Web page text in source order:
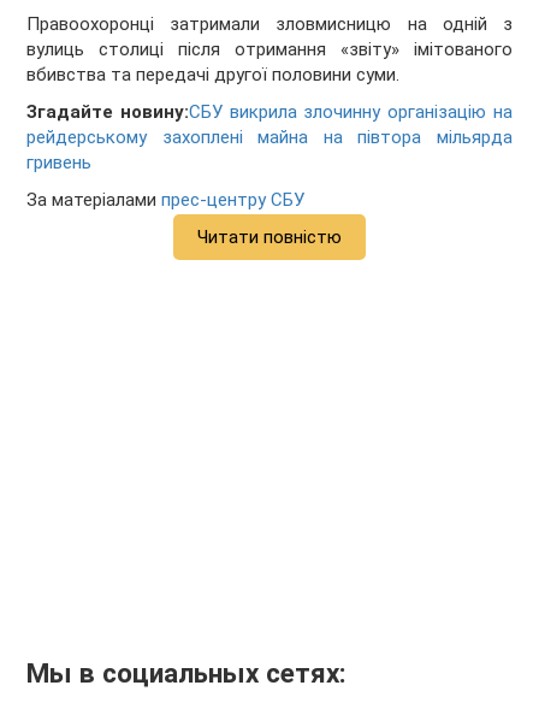
Правоохоронці затримали зловмисницю на одній з
вулиць столиці після отримання «звіту» імітованого
вбивства та передачі другої половини суми.
Згадайте новину:СБУ викрила злочинну організацію на
рейдерському захоплені майна на півтора мільярда
гривень
За матеріаламипрес-центру СБУ
Читати повністю
Мы в социальных сетях: